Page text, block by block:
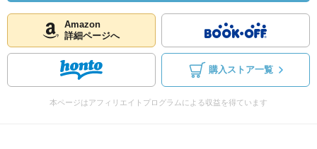
Amazon
詳細ページへ
購入ストア一覧
本ページはアフィリエイトプログラムによる収益を得ています